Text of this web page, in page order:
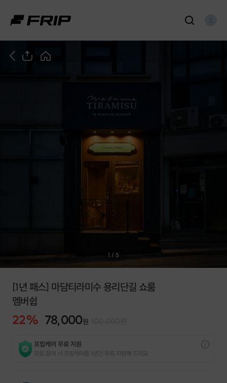
1 / 5
[1년 패스] 마담티라미수 용리단길 쇼룸
멤버쉽
22% 78,000원
프립케어 무료 지원
프립 참여 시 프립케어를 1년간 무료 지원해 드리요.